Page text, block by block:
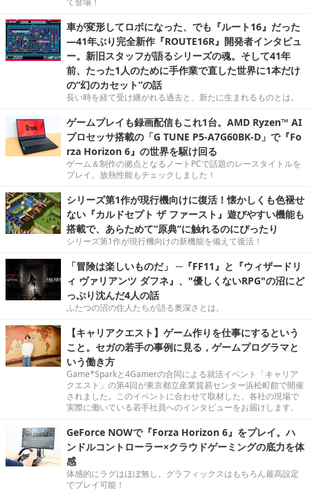
車が変形してロボになった、でも『ルート16』だった
―41年ぶり完全新作『ROUTE16R』開発者インタビュ
ー。新旧スタッフが語るシリーズの魂。そして41年
前、たった1人のために手作業で直した世界に1本だけ
の“幻のカセット”の話
長い時を経て受け継がれる過去と、新たに生まれるものとは。
ゲームプレイも録画配信もこれ1台。AMD Ryzen™ AI
プロセッサ搭載の「G TUNE P5-A7G60BK-D」で『Fo
rza Horizon 6』の世界を駆け回る
ゲーム＆制作の拠点となるノートPCで話題のレースタイトルを
プレイ。放熱性能もチェックしました！
シリーズ第1作が現行機向けに復活！懐かしくも色褪せ
ない『カルドセプト ザ ファースト』遊びやすい機能も
搭載で、あらためて“原典”に触れるのにぴったり
シリーズ第1作が現行機向けの新機能を備えて復活！
「冒険は楽しいものだ」 ─『FF11』と『ウィザードリ
ィ ヴァリアンツ ダフネ』、"優しくないRPG"の沼にど
っぷり沈んだ4人の話
ふたつの沼の住人たちが語る奥深さとは。
【キャリアクエスト】ゲーム作りを仕事にするという
こと。セガの若手の事例に見る，ゲームプログラマと
いう働き方
Game*Sparkと4Gamerの合同による就活イベント「キャリア
クエスト」の第4回が東京都立産業貿易センター浜松町館で開催
されました。このイベントに合わせて取材した、各社の現場で
実際に働いている若手社員へのインタビューをお届けします。
GeForce NOWで『Forza Horizon 6』をプレイ。ハ
ンドルコントローラー×クラウドゲーミングの底力を体
感
体感的にラグはほぼ無し。グラフィックスはもちろん最高設定
でプレイ可能！